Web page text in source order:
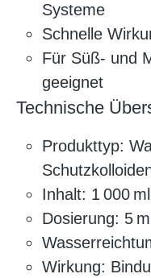
Systeme
Schnelle
Für Süß- und
geeignet
Technische
Produkttyp:
Inhalt: 1 000
Dosierung: 5
Wirkung: